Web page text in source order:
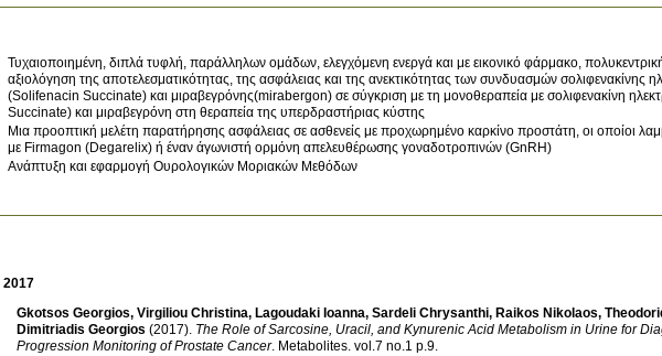
Τυχαιοποιημένη, διπλά τυφλή, παράλληλων ομάδων, ελεγχόμενη ενεργά και με εικονικό φάρμακο,
αξιολόγηση της αποτελεσματικότητας, της ασφάλειας και της ανεκτικότητας των συνδυασμών σολιφενακίνης
(Solifenacin Succinate) και μιραβεγρόνης(mirabergon) σε σύγκριση με τη μονοθεραπεία με σολιφενακίνη
Succinate) και μιραβεγρόνη στη θεραπεία της υπερδραστήριας κύστης
Μια προοπτική μελέτη παρατήρησης ασφάλειας σε ασθενείς με προχωρημένο καρκίνο προστάτη, οι οποίοι
με Firmagon (Degarelix) ή έναν άγωνιστή ορμόνη απελευθέρωσης γοναδοτροπινών (GnRH)
Ανάπτυξη και εφαρμογή Ουρολογικών Μοριακών Μεθόδων
2017
Gkotsos Georgios, Virgiliou Christina, Lagoudaki Ioanna, Sardeli Chrysanthi, Raikos Nikolaos,
Dimitriadis Georgios (2017). The Role of Sarcosine, Uracil, and Kynurenic Acid Metabolism in Urine for
Progression Monitoring of Prostate Cancer. Metabolites. vol.7 no.1 p.9.